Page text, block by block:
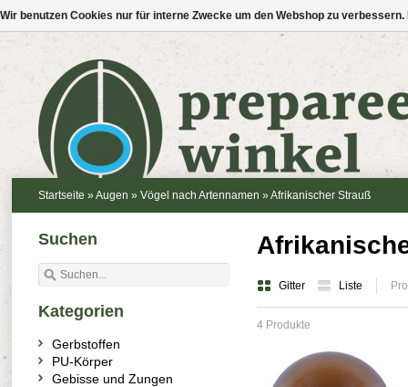
Startseite » Augen » Vögel nach Artennamen » Afrikanischer Strauß
Gitter Liste
4 Produkte
Suchen
Kategorien
Gerbstoffen
PU-Körper
Gebisse und Zungen
Wir benutzen Cookies nur für interne Zwecke um den Webshop zu